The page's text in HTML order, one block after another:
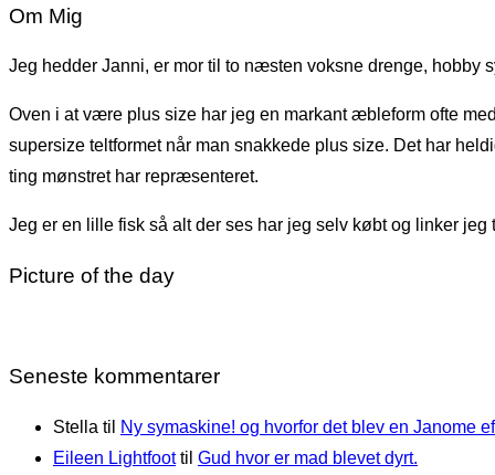
Om Mig
Jeg hedder Janni, er mor til to næsten voksne drenge, hobby
Oven i at være plus size har jeg en markant æbleform ofte
supersize teltformet når man snakkede plus size. Det har
ting mønstret har repræsenteret.
Jeg er en lille fisk så alt der ses har jeg selv købt og linker
Picture of the day
Seneste kommentarer
Stella til
Ny symaskine! og hvorfor det blev en Janome
Eileen Lightfoottil Gud hvor er mad blevet dyrt.